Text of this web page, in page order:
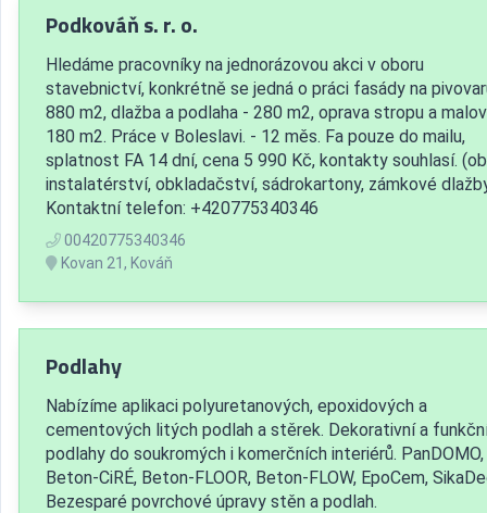
Podkováň s. r. o.
Hledáme pracovníky na jednorázovou akci v oboru
stavebnictví, konkrétně se jedná o práci fasády na
880 m2, dlažba a podlaha - 280 m2, oprava stropu a
180 m2. Práce v Boleslavi. - 12 měs. Fa pouze do mailu,
splatnost FA 14 dní, cena 5 990 Kč, kontakty souhlasí.
instalatérství, obkladačství, sádrokartony, zámkové
Kontaktní telefon: +420775340346
00420775340346
Kovan 21, Kováň
Podlahy
Nabízíme aplikaci polyuretanových, epoxidových a
cementových litých podlah a stěrek. Dekorativní a
podlahy do soukromých i komerčních interiérů. PanDOMO,
Beton-CiRÉ, Beton-FLOOR, Beton-FLOW, EpoCem,
Bezesparé povrchové úpravy stěn a podlah.